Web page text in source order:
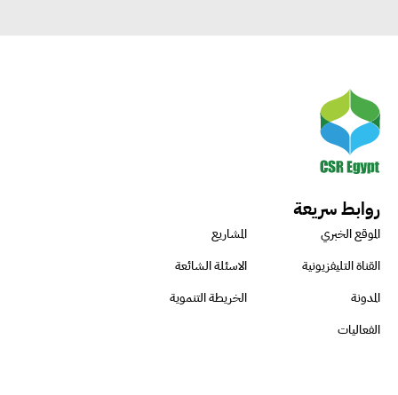
روابط سريعة
الموقع الخبري
المشاريع
القناة التليفزيونية
الاسئلة الشائعة
المدونة
الخريطة التنموية
الفعاليات